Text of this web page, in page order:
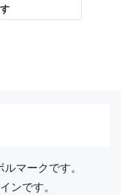
マークです。
ンです。